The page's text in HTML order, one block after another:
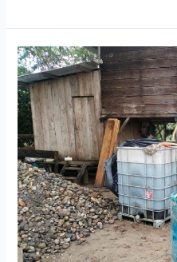
Golpe
al
contrabando
de
hidrocarburos